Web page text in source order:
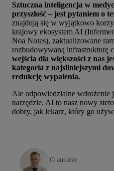
Sztuczna inteligencja w
przyszłość – jest pytaniem o
znajdują się w wyjątkowo
krajowy ekosystem AI
Noa Notes), zaktualizowane
rozbudowywaną infrastrukturę
wejścia dla większości z nas
kategoria z najsilniejszymi
redukcję wypalenia.
Ale odpowiedzialne wdrożenie
narzędzie. AI to nasz nowy
dobry, jak lekarz, który go
O autorze